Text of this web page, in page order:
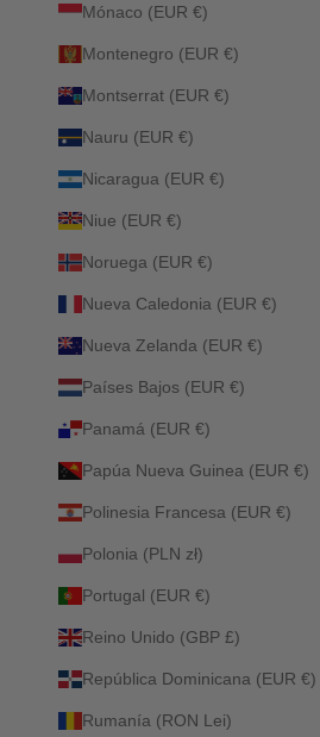
Mónaco (EUR €)
Montenegro (EUR €)
Montserrat (EUR €)
Nauru (EUR €)
Nicaragua (EUR €)
Niue (EUR €)
Noruega (EUR €)
Nueva Caledonia (EUR €)
Nueva Zelanda (EUR €)
Países Bajos (EUR €)
Panamá (EUR €)
Papúa Nueva Guinea (EUR €)
Polinesia Francesa (EUR €)
Polonia (PLN zł)
Portugal (EUR €)
Reino Unido (GBP £)
República Dominicana (EUR €)
Rumanía (RON Lei)